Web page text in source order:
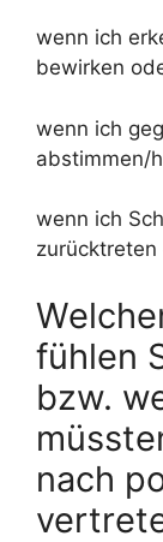
wenn ich
bewirken
wenn ich
abstimmen/
wenn ich
fühlen
bzw.
nach